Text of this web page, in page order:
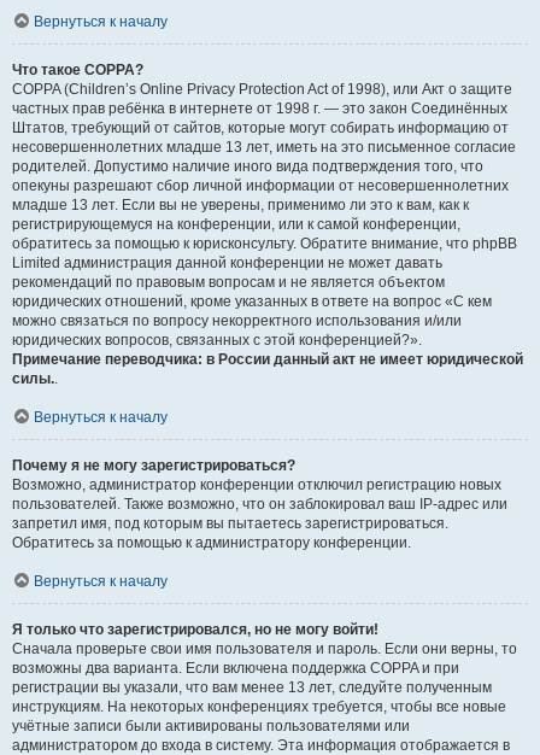
Вернуться к началу
Что такое COPPA?
COPPA (Children’s Online Privacy Protection Act of 1998), или Акт о защите
частных прав ребёнка в интернете от 1998 г. — это закон Соединённых
Штатов, требующий от сайтов, которые могут собирать информацию от
несовершеннолетних младше 13 лет, иметь на это письменное согласие
родителей. Допустимо наличие иного вида подтверждения того, что
опекуны разрешают сбор личной информации от несовершеннолетних
младше 13 лет. Если вы не уверены, применимо ли это к вам, как к
регистрирующемуся на конференции, или к самой конференции,
обратитесь за помощью к юрисконсульту. Обратите внимание, что phpBB
Limited администрация данной конференции не может давать
рекомендаций по правовым вопросам и не является объектом
юридических отношений, кроме указанных в ответе на вопрос «С кем
можно связаться по вопросу некорректного использования и/или
юридических вопросов, связанных с этой конференцией?».
Примечание переводчика: в России данный акт не имеет юридической
силы..
Вернуться к началу
Почему я не могу зарегистрироваться?
Возможно, администратор конференции отключил регистрацию новых
пользователей. Также возможно, что он заблокировал ваш IP-адрес или
запретил имя, под которым вы пытаетесь зарегистрироваться.
Обратитесь за помощью к администратору конференции.
Вернуться к началу
Я только что зарегистрировался, но не могу войти!
Сначала проверьте свои имя пользователя и пароль. Если они верны, то
возможны два варианта. Если включена поддержка COPPA и при
регистрации вы указали, что вам менее 13 лет, следуйте полученным
инструкциям. На некоторых конференциях требуется, чтобы все новые
учётные записи были активированы пользователями или
администратором до входа в систему. Эта информация отображается в